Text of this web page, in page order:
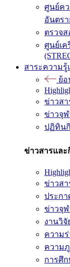
ศูนย์คว
อันตรา
ตรวจ
ศูนย์เค
สาระความรู้
ย้
ข่าวส
ข่าวจุฬ
ปฏิทิน
ข่าวสารและ
ข่าวส
ประก
ข่าวจุฬ
งานวิ
ความ
ความ
การศึ